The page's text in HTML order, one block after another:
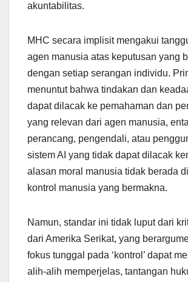
akuntabilitas.
MHC secara implisit mengakui
agen manusia atas keputusan yang
dengan setiap serangan individu.
menuntut bahwa tindakan dan
dapat dilacak ke pemahaman dan
yang relevan dari agen manusia,
perancang, pengendali, atau
sistem AI yang tidak dapat dilacak
alasan moral manusia tidak berada
kontrol manusia yang bermakna.
Namun, standar ini tidak luput dari
dari Amerika Serikat, yang
fokus tunggal pada ‘kontrol’ dapat
alih-alih memperjelas, tantangan